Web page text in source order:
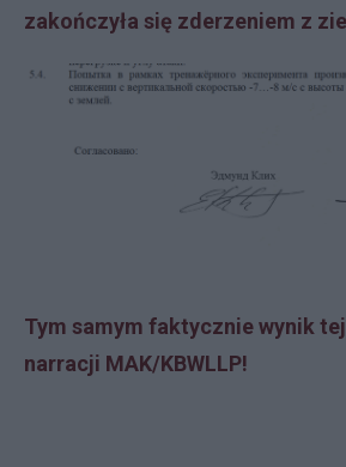
zakończyła się zderzeniem z
Tym samym faktycznie wynik
narracji MAK/KBWLLP!